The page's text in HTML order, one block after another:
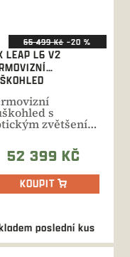
65 499 Kč –20 %
poslední kus
LEAP L6 V2
s
zvětšením
Jádro
px / 12
52 399 KČ
KOUPIT